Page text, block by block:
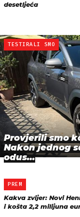
desetljeća
TESTIRALI SMO
Provjerili smo
Nakon jednog
odus…
PREM
Kakva zvijer: Novi
i košta 2,2 milijuna